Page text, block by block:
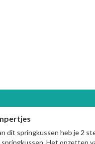
dit springkussen heb je 2